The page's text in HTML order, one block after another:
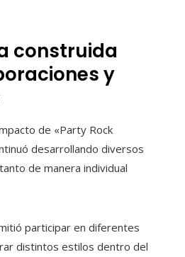
construida
y
de «Party Rock
desarrollando diversos
de manera individual
participar en diferentes
distintos estilos dentro del